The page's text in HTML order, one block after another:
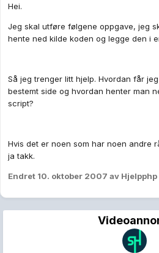
Hei.
Jeg skal utføre følgene oppgave, jeg
hente ned kilde koden og legge den i
Så jeg trenger litt hjelp. Hvordan får
bestemt side og hvordan henter man
script?
Hvis det er noen som har noen andre
ja takk.
Endret 10. oktober 2007 av Hjelpphp